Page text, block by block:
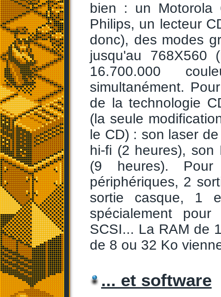
bien : un Motorola
Philips, un lecteur
donc), des modes
jusqu'au
16.700.000
simultanément.
de la technologie
(la seule
le CD) : son laser
hi-fi (2 heures),
(9 heures).
périphériques, 2
sortie casque, 1
spécialement
SCSI... La RAM de
de 8 ou 32 Ko
... et software